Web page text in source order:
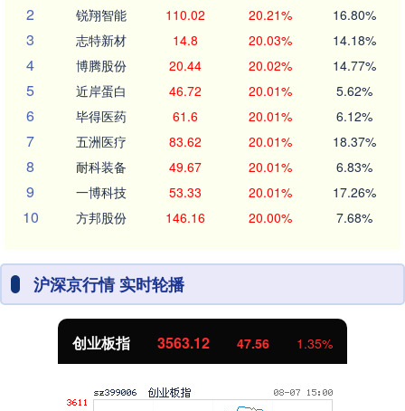
2 锐翔智能 110.02 20.21% 16.80%
3 志特新材 14.8 20.03% 14.18%
4 博腾股份 20.44 20.02% 14.77%
5 近岸蛋白 46.72 20.01% 5.62%
6 毕得医药 61.6 20.01% 6.12%
7 五洲医疗 83.62 20.01% 18.37%
8 耐科装备 49.67 20.01% 6.83%
9 一博科技 53.33 20.01% 17.26%
10 方邦股份 146.16 20.00% 7.68%
沪深京行情 实时轮播
创业板指 3563.12 47.56 1.35%